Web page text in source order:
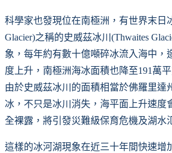
科學家也發現位在南極洲，有世界末日
Glacier)之稱的史威茲冰川(Thwaites
象，每年約有數十億噸碎冰流入海中，
度上升，南極洲海冰面積也降至191萬
由於史威茲冰川的面積相當於佛羅里達
冰，不只是冰川消失，海平面上升速度
全裸露，將引發災難級保育危機及湖水
這樣的冰河湖現象在近三十年間快速增